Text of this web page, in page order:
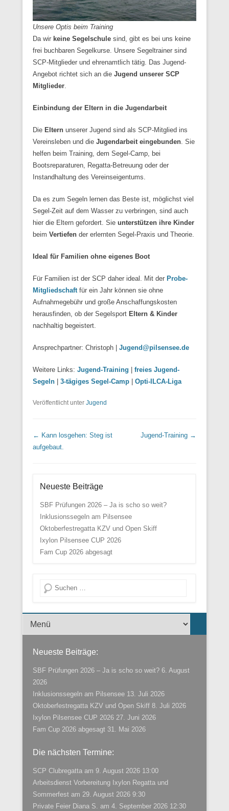
Unsere Optis beim Training
Da wir keine Segelschule sind, gibt es bei uns keine
frei buchbaren Segelkurse. Unsere Segeltrainer sind
SCP-Mitglieder und ehrenamtlich tätig. Das Jugend-
Angebot richtet sich an die Jugend unserer SCP
Mitglieder
Einbindung der Eltern in die Jugendarbeit
Die Eltern unserer Jugend sind als SCP-Mitglied ins
Vereinsleben und die Jugendarbeit eingebunden . Sie
helfen beim Training, dem Segel-Camp, bei
Bootsreparaturen, Regatta-Betreuung oder der
Instandhaltung des Vereinseigentums.
Da es zum Segeln lernen das Beste ist, möglichst viel
Segel-Zeit auf dem Wasser zu verbringen, sind auch
hier die Eltern gefordert. Sie unterstützen ihre Kinder
beim Vertiefen der erlernten Segel-Praxis und Theorie.
Ideal für Familien ohne eigenes Boot
Für Familien ist der SCP daher ideal. Mit der Probe-
Mitgliedschaft für ein Jahr können sie ohne
Aufnahmegebühr und große Anschaffungskosten
herausfinden, ob der Segelsport Eltern & Kinder
nachhaltig begeistert.
Ansprechpartner: Christoph | Jugend@pilsensee.de
Weitere Links: Jugend-Training
freies Jugend-
Segeln
3-tägiges Segel-Camp Opti-ILCA-Liga
Veröffentlicht unter Jugend
Beitrags Übersicht
← Kann losgehen: Steg ist
aufgebaut.
Jugend-Training →
Neueste Beiträge
SBF Prüfungen 2026 – Ja is scho so weit?
Inklusionssegeln am Pilsensee
Oktoberfestregatta KZV und Open Skiff
Ixylon Pilsensee CUP 2026
Fam Cup 2026 abgesagt
Suche
Menü der Fußzeile
Neueste Beiträge:
SBF Prüfungen 2026 – Ja is scho so weit? 6. August
2026
Inklusionssegeln am Pilsensee 13. Juli 2026
Oktoberfestregatta KZV und Open Skiff 8. Juli 2026
Ixylon Pilsensee CUP 2026 27. Juni 2026
Fam Cup 2026 abgesagt 31. Mai 2026
Die nächsten Termine:
SCP Clubregatta am 9. August 2026 13:00
Arbeitsdienst Vorbereitung Ixylon Regatta und
Sommerfest am 29. August 2026 9:30
Private Feier Diana S. am 4. September 2026 12:30